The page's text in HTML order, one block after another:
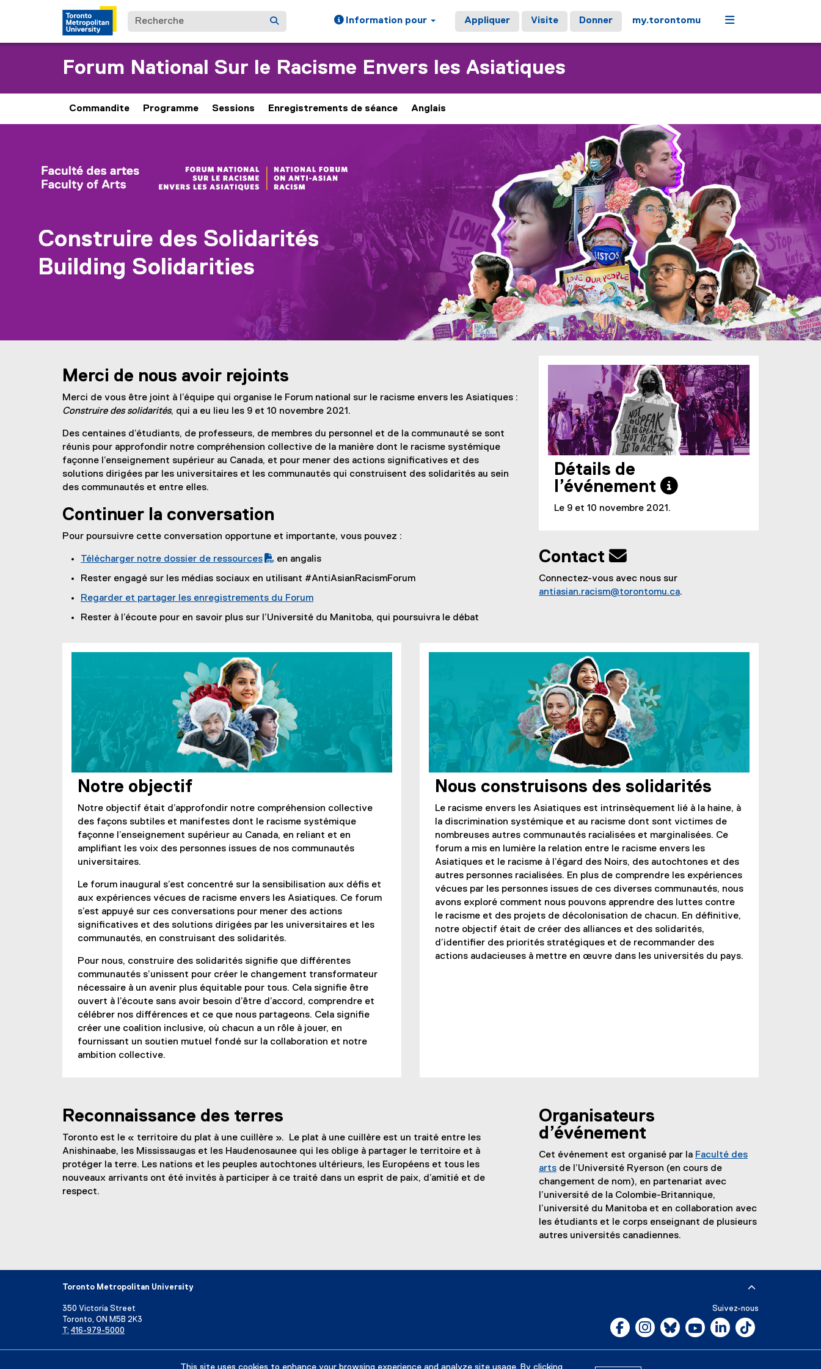
This site uses cookies to enhance your browsing experience and analyze site usage. By clicking
Recherche Information pour Appliquer Visite Donner my.torontomu Menu
Forum National Sur le Racisme Envers les Asiatiques
Commandite Programme Sessions Enregistrements de séance Anglais
Merci de nous avoir rejoints
Merci de vous être joint à l’équipe qui organise le Forum national sur le racisme envers les Asiatiques :
Construire des solidarités, qui a eu lieu les 9 et 10 novembre 2021.
Des centaines d’étudiants, de professeurs, de membres du personnel et de la communauté se sont
réunis pour approfondir notre compréhension collective de la manière dont le racisme systémique
façonne l’enseignement supérieur au Canada, et pour mener des actions significatives et des
solutions dirigées par les universitaires et les communautés qui construisent des solidarités au sein
des communautés et entre elles.
Continuer la conversation
Pour poursuivre cette conversation opportune et importante, vous pouvez :
D
F
l
Télécharger notre dossier de ressources
en angalis
Rester engagé sur les médias sociaux en utilisant #AntiAsianRacismForum
Regarder et partager les enregistrements du Forum
Rester à l’écoute pour en savoir plus sur l’Université du Manitoba, qui poursuivra le débat
Détails de
l’événement 
Le 9 et 10 novembre 2021.
Contact 
Connectez-vous avec nous sur
antiasian.racism@torontomu.ca.
Notre objectif
Notre objectif était d’approfondir notre compréhension collective
des façons subtiles et manifestes dont le racisme systémique
façonne l’enseignement supérieur au Canada, en reliant et en
amplifiant les voix des personnes issues de nos communautés
universitaires.
Le forum inaugural s’est concentré sur la sensibilisation aux défis et
aux expériences vécues de racisme envers les Asiatiques. Ce forum
s’est appuyé sur ces conversations pour mener des actions
significatives et des solutions dirigées par les universitaires et les
communautés, en construisant des solidarités.
Pour nous, construire des solidarités signifie que différentes
communautés s’unissent pour créer le changement transformateur
nécessaire à un avenir plus équitable pour tous. Cela signifie être
ouvert à l’écoute sans avoir besoin d’être d’accord, comprendre et
célébrer nos différences et ce que nous partageons. Cela signifie
créer une coalition inclusive, où chacun a un rôle à jouer, en
fournissant un soutien mutuel fondé sur la collaboration et notre
ambition collective.
Nous construisons des solidarités
Le racisme envers les Asiatiques est intrinsèquement lié à la haine, à
la discrimination systémique et au racisme dont sont victimes de
nombreuses autres communautés racialisées et marginalisées. Ce
forum a mis en lumière la relation entre le racisme envers les
Asiatiques et le racisme à l’égard des Noirs, des autochtones et des
autres personnes racialisées. En plus de comprendre les expériences
vécues par les personnes issues de ces diverses communautés, nous
avons exploré comment nous pouvons apprendre des luttes contre
le racisme et des projets de décolonisation de chacun. En définitive,
notre objectif était de créer des alliances et des solidarités,
d’identifier des priorités stratégiques et de recommander des
actions audacieuses à mettre en œuvre dans les universités du pays.
Reconnaissance des terres
Toronto est le « territoire du plat à une cuillère ». Le plat à une cuillère est un traité entre les
Anishinaabe, les Mississaugas et les Haudenosaunee qui les oblige à partager le territoire et à
protéger la terre. Les nations et les peuples autochtones ultérieurs, les Européens et tous les
nouveaux arrivants ont été invités à participer à ce traité dans un esprit de paix, d’amitié et de
respect.
Organisateurs
d’événement
Cet événement est organisé par la Faculté des
arts de l’Université Ryerson (en cours de
changement de nom), en partenariat avec
l’université de la Colombie-Britannique,
l’université du Manitoba et en collaboration avec
les étudiants et le corps enseignant de plusieurs
autres universités canadiennes.
Toronto Metropolitan University
350 Victoria Street
Toronto, ON M5B 2K3
T: 416-979-5000
Suivez-nous
Facebook, ouvre une nouvelle fenêtre
Instagram, ouvre une nouvelle fenêtre
Bluesky, ouvre une nouvelle fenêtre
YouTube, ouvre une nouvelle
LinkedIn, ouvre une